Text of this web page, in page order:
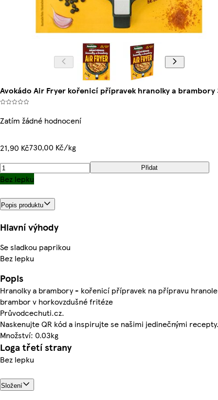
Avokádo Air Fryer kořenicí přípravek hranolky a brambory
Zatím žádné hodnocení
21,90 Kč730,00 Kč/kg
Přidat
Bez lepku
Popis produktu
Hlavní výhody
Se sladkou paprikou
Bez lepku
Popis
Hranolky a brambory - kořenicí přípravek na přípravu
brambor v horkovzdušné fritéze
Průvodcechuti.cz.
Naskenujte QR kód a inspirujte se našimi jedinečnými
Množství: 0.03kg
Loga třetí strany
Bez lepku
Složení